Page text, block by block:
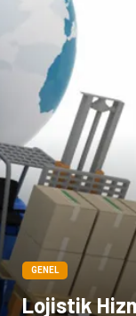
GENEL
Lojistik